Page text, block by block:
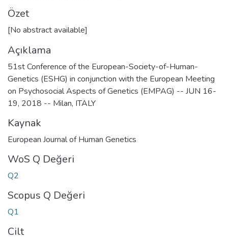
Özet
[No abstract available]
Açıklama
51st Conference of the European-Society-of-Human-
Genetics (ESHG) in conjunction with the European Meeting
on Psychosocial Aspects of Genetics (EMPAG) -- JUN 16-
19, 2018 -- Milan, ITALY
Kaynak
European Journal of Human Genetics
WoS Q Değeri
Q2
Scopus Q Değeri
Q1
Cilt